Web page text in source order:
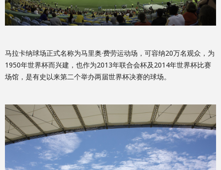
马拉卡纳球场正式名称为马里奥·费劳运动场，可容纳20万名观众，为
1950年世界杯而兴建，也作为2013年联合会杯及2014年世界杯比赛
场馆，是有史以来第二个举办两届世界杯决赛的球场。